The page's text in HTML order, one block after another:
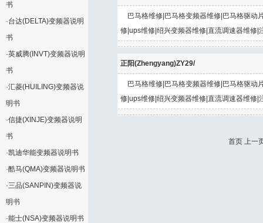
书
·台达(DELTA)变频器说明
书
·英威腾(INVT)变频器说明
书
·汇菱(HUILING)变频器说
明书
·信捷(XINJE)变频器说明
书
·凯迪华能变频器说明书
·酷马(QMA)变频器说明书
·三品(SANPIN)变频器说
明书
·能士(NSA)变频器说明书
巴马格维修|巴马格变频器维修|巴马格驱动
修|ups维修|绍兴变频器维修|直流调速器维修|
正阳(Zhengyang)ZY29/
巴马格维修|巴马格变频器维修|巴马格驱动
修|ups维修|绍兴变频器维修|直流调速器维修|
首页 上一